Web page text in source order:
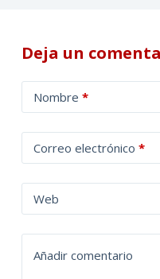
Deja un
Nombre *
Correo electrónico *
Web
Añadir comentario
l
t
a
t